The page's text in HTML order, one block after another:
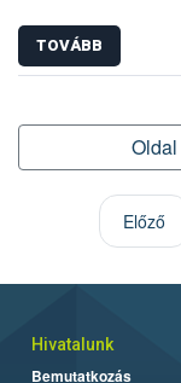
TOVÁBB
Előző
Hivatalunk
Bemutatkozás